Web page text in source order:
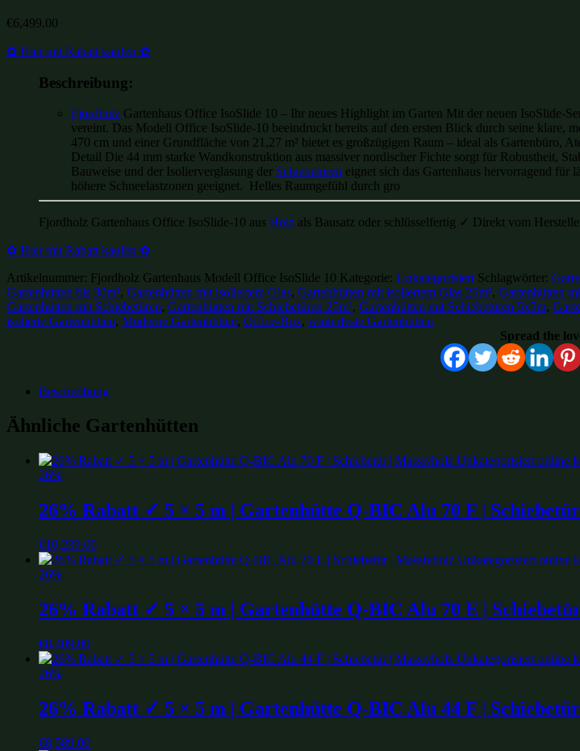
€6,499.00
✿ Hier mit Rabatt kaufen ✿
Beschreibung:
Fjordholz Gartenhaus Office IsoSlide 10 – Ihr neues Highlight im Garten Mit der neuen IsoSlide-
vereint. Das Modell Office IsoSlide-10 beeindruckt bereits auf den ersten Blick durch seine
470 cm und einer Grundfläche von 21,27 m² bietet es großzügigen Raum – ideal als
Detail Die 44 mm starke Wandkonstruktion aus massiver nordischer Fichte sorgt für Robustheit,
Bauweise und der Isolierverglasung der Schiebetüren eignet sich das Gartenhaus hervorragend
höhere Schneelastzonen geeignet. Helles Raumgefühl durch gro
Fjordholz Gartenhaus Office IsoSlide-10 aus Holz als Bausatz oder schlüsselfertig ✓ Direkt vom
✿ Hier mit Rabatt kaufen ✿
Artikelnummer: Fjordholz Gartenhaus Modell Office IsoSlide 10 Kategorie: Unkategorisiert Schlagwörter:
Gartenhütten bis 30m², Gartenhütten mit isoliertem Glas, Gartenhütten mit isoliertem Glas 25m², Gartenhütten
Gartenhütten mit Schiebetüren, Gartenhütten mit Schiebetüren 25m², Gartenhütten mit Schiebetüren 5x5m,
isolierte Gartenhütten, Moderne Gartenhütten, Office-Box, winterfeste Gartenhütten
Spread the
Beschreibung
Ähnliche Gartenhütten
26%
26% Rabatt ✓ 5 × 5 m | Gartenhütte Q-BIC Alu 70 F |
€10,239.00
26%
26% Rabatt ✓ 5 × 5 m | Gartenhütte Q-BIC Alu 70 E |
€8,409.00
26%
26% Rabatt ✓ 5 × 5 m | Gartenhütte Q-BIC Alu 44 F |
€8,589.00